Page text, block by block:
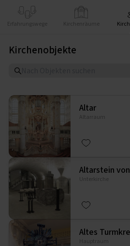
Erfahrungswege Kirchenräume
Kirchenobjekte
Altar
Altarraum
Altarstein
Unterkirche
Altes
Hauptraum